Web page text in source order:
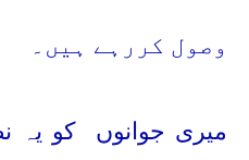
وصول کررہے ہیں۔
میری جوانوں کو یہ